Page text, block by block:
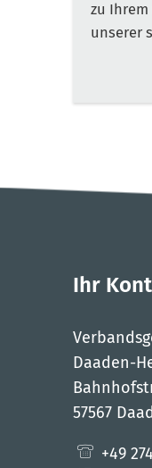
zu
unserer
Ihr
Daaden-
57567
+49